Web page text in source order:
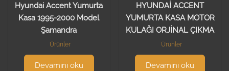
Hyundai Accent Yumurta
Kasa 1995-2000 Model
Şamandra
Ürünler
Devamını oku
HYUNDAİ ACCENT
YUMURTA KASA MOTOR
KULAĞI ORJİNAL ÇIKMA
Ürünler
Devamını oku